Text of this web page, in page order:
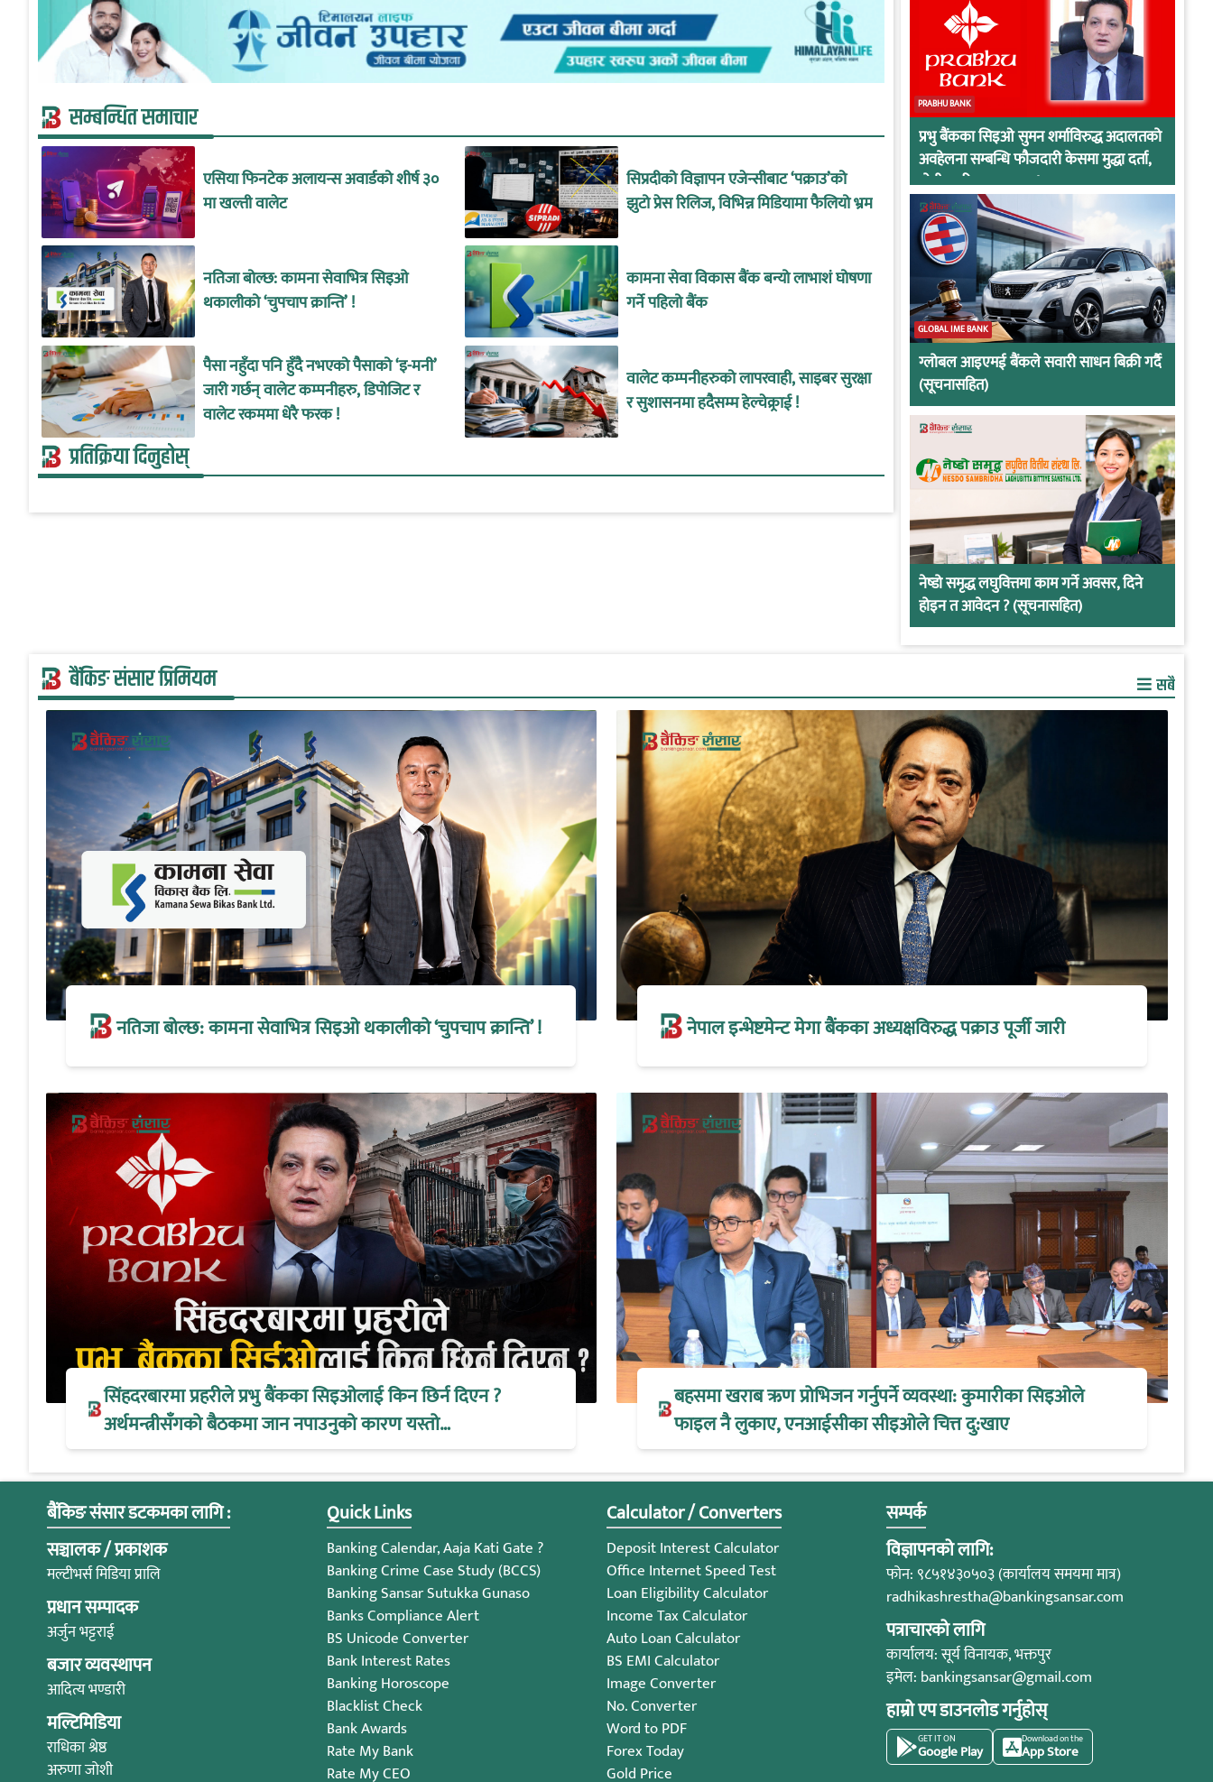
सम्बन्धित समाचार
एसिया फिनटेक अलायन्स अवार्डको शीर्ष ३०
मा खल्ती वालेट
सिप्रदीको विज्ञापन एजेन्सीबाट ‘पक्राउ’को
झुटो प्रेस रिलिज, विभिन्न मिडियामा फैलियो भ्रम
नतिजा बोल्छ: कामना सेवाभित्र सिइओ
थकालीको ‘चुपचाप क्रान्ति’ !
कामना सेवा विकास बैंक बन्यो लाभाशं घोषणा
गर्ने पहिलो बैंक
पैसा नहुँदा पनि हुँदै नभएको पैसाको ‘इ-मनी’
जारी गर्छन् वालेट कम्पनीहरु, डिपोजिट र
वालेट रकममा धेरै फरक !
वालेट कम्पनीहरुको लापरवाही, साइबर सुरक्षा
र सुशासनमा हदैसम्म हेल्चेक्र्राई !
प्रतिक्रिया दिनुहोस्
PRABHU BANK
प्रभु बैंकका सिइओ सुमन शर्माविरुद्ध अदालतको
अवहेलना सम्बन्धि फौजदारी केसमा मुद्धा दर्ता,
दोषी ठहरिए जान्छ पद !
GLOBAL IME BANK
ग्लोबल आइएमई बैंकले सवारी साधन बिक्री गर्दै
(सूचनासहित)
नेष्डो समृद्ध लघुवित्तमा काम गर्ने अवसर, दिने
होइन त आवेदन ? (सूचनासहित)
बैंकिङ संसार प्रिमियम सबै
नतिजा बोल्छ: कामना सेवाभित्र सिइओ थकालीको ‘चुपचाप क्रान्ति’ ! नेपाल इन्भेष्टमेन्ट मेगा बैंकका अध्यक्षविरुद्ध पक्राउ पूर्जी जारी
सिंहदरबारमा प्रहरीले प्रभु बैंकका सिइओलाई किन छिर्न दिएन ?
अर्थमन्त्रीसँगको बैठकमा जान नपाउनुको कारण यस्तो…
बहसमा खराब ऋण प्रोभिजन गर्नुपर्ने व्यवस्था: कुमारीका सिइओले
फाइल नै लुकाए, एनआईसीका सीइओले चित्त दु:खाए
बैंकिङ संसार डटकमका लागि :
सञ्चालक / प्रकाशक
मल्टीभर्स मिडिया प्रालि
प्रधान सम्पादक
अर्जुन भट्टराई
बजार व्यवस्थापन
आदित्य भण्डारी
मल्टिमिडिया
राधिका श्रेष्ठ
अरुणा जोशी
Quick Links
Banking Calendar, Aaja Kati Gate ?
Banking Crime Case Study (BCCS)
Banking Sansar Sutukka Gunaso
Banks Compliance Alert
BS Unicode Converter
Bank Interest Rates
Banking Horoscope
Blacklist Check
Bank Awards
Rate My Bank
Rate My CEO
Calculator / Converters
Deposit Interest Calculator
Office Internet Speed Test
Loan Eligibility Calculator
Income Tax Calculator
Auto Loan Calculator
BS EMI Calculator
Image Converter
No. Converter
Word to PDF
Forex Today
Gold Price
सम्पर्क
विज्ञापनको लागि:
फोन: ९८५१४३०५०३ (कार्यालय समयमा मात्र)
radhikashrestha@bankingsansar.com
पत्राचारको लागि
कार्यालय: सूर्य विनायक, भक्तपुर
इमेल: bankingsansar@gmail.com
हाम्रो एप डाउनलोड गर्नुहोस्
GET IT ON
Google Play
Download on the
App Store